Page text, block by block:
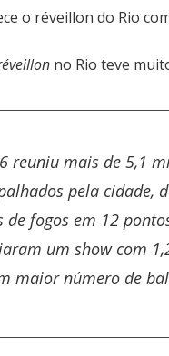
o réveillon do Rio
no Rio teve
reuniu mais de 5,1
pela cidade,
de fogos em 12
um showcom
maior número de